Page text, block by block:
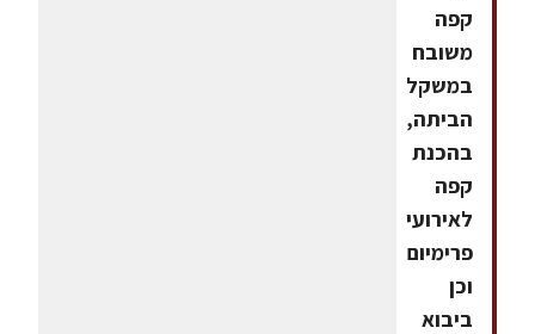
קפה
משובח
במשקל
הביתה,
בהכנת
קפה
לאירועי
פרימיום
וכן
ביבוא